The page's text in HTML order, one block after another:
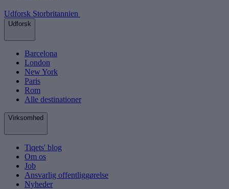
Udforsk Storbritannien
Udforsk
Barcelona
London
New York
Paris
Rom
Alle destinationer
Virksomhed
Tiqets' blog
Om os
Job
Ansvarlig offentliggørelse
Nyheder